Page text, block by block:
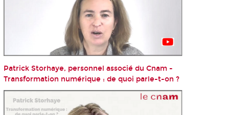
Patrick Storhaye, personnel associé du Cnam -
Transformation numérique : de quoi parle-t-on ?